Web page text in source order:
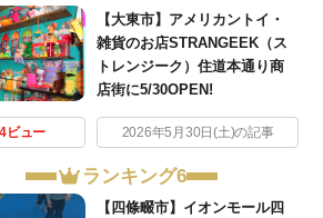
【大東市】アメリカントイ・
雑貨のお店STRANGEEK（ス
トレンジーク）住道本通り商
店街に5/30OPEN!
ビュー 2026年5月30日(土)の記事
ランキング6
【四條畷市】イオンモール四